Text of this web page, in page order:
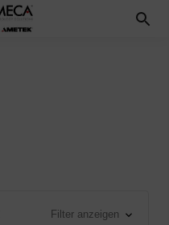
Filter anzeigen